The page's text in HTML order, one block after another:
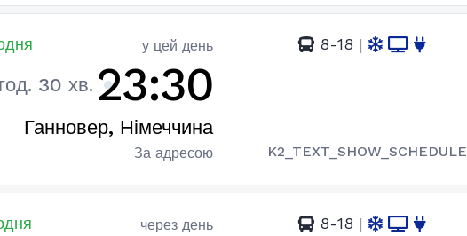
у цей день
30 хв. 23:30
Ганновер, Німеччина
За адресою
8-18 |
K2_TEXT_SHOW_SCHEDULE
через день 8-18 |